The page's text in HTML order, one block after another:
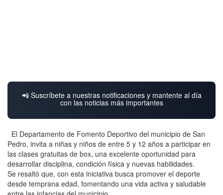
📲 Suscríbete a nuestras notificaciones y mantente al día
con las noticias más importantes
El Departamento de Fomento Deportivo del municipio de San
Pedro, invita a niñas y niños de entre 5 y 12 años a participar en
las clases gratuitas de box, una excelente oportunidad para
desarrollar disciplina, condición física y nuevas habilidades.
Se resaltó que, con esta iniciativa busca promover el deporte
desde temprana edad, fomentando una vida activa y saludable